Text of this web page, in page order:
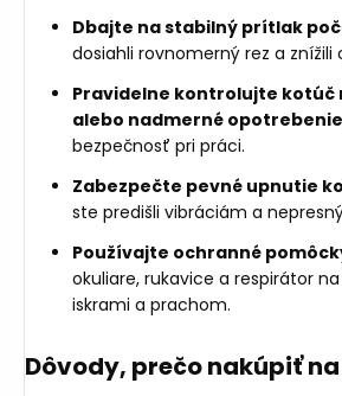
Dbajte na stabilný prítlak
dosiahli rovnomerný rez a
Pravidelne kontrolujte kotúč
alebo nadmerné opotrebenie
bezpečnosť pri práci.
Zabezpečte pevné upnutie
ste predišli vibráciám a
Používajte ochranné
okuliare, rukavice a respirátor
iskrami a prachom.
Dôvody, prečo nakúpiť